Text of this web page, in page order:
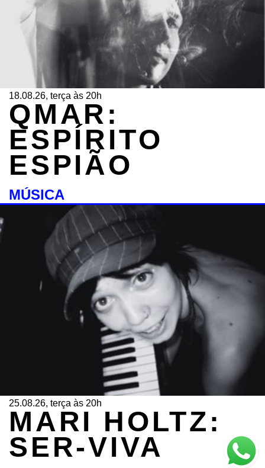
18.08.26, terça às 20h
QMAR:
ESPÍRITO
ESPIÃO
MÚSICA
25.08.26, terça às 20h
MARI HOLTZ:
SER-VIVA